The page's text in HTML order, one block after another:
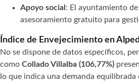
Apoyo social : El ayuntamiento
asesoramiento gratuito para
Índice de Envejecimiento en
No se dispone de datos específicos,
como Collado Villalba (106,77%)
lo que indica una demanda